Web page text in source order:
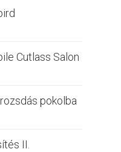
Cutlass Salon
pokolba
II.